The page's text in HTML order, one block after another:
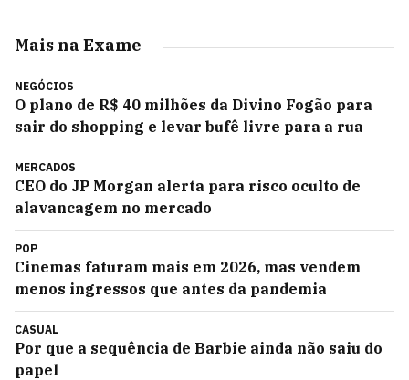
Mais na Exame
NEGÓCIOS
O plano de R$ 40 milhões da Divino Fogão para
sair do shopping e levar bufê livre para a rua
MERCADOS
CEO do JP Morgan alerta para risco oculto de
alavancagem no mercado
POP
Cinemas faturam mais em 2026, mas vendem
menos ingressos que antes da pandemia
CASUAL
Por que a sequência de Barbie ainda não saiu do
papel